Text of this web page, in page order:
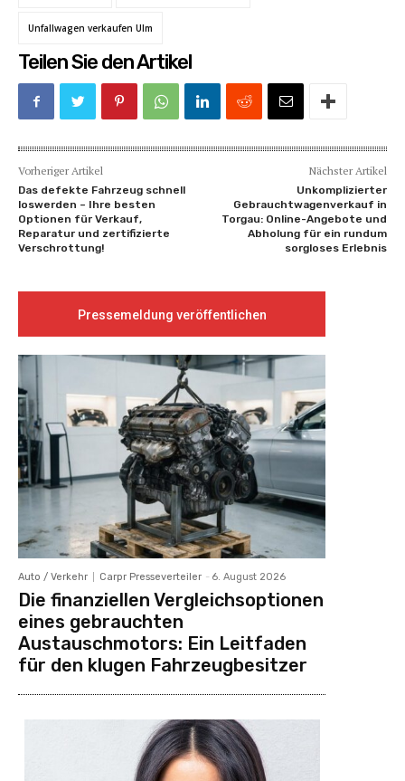
Unfallwagen verkaufen Ulm
Teilen Sie den Artikel
Vorheriger Artikel
Das defekte Fahrzeug schnell
loswerden – Ihre besten
Optionen für Verkauf,
Reparatur und zertifizierte
Verschrottung!
Nächster Artikel
Unkomplizierter
Gebrauchtwagenverkauf in
Torgau: Online-Angebote und
Abholung für ein rundum
sorgloses Erlebnis
Pressemeldung veröffentlichen
Auto / Verkehr Carpr Presseverteiler - 6. August 2026
Die finanziellen Vergleichsoptionen
eines gebrauchten
Austauschmotors: Ein Leitfaden
für den klugen Fahrzeugbesitzer